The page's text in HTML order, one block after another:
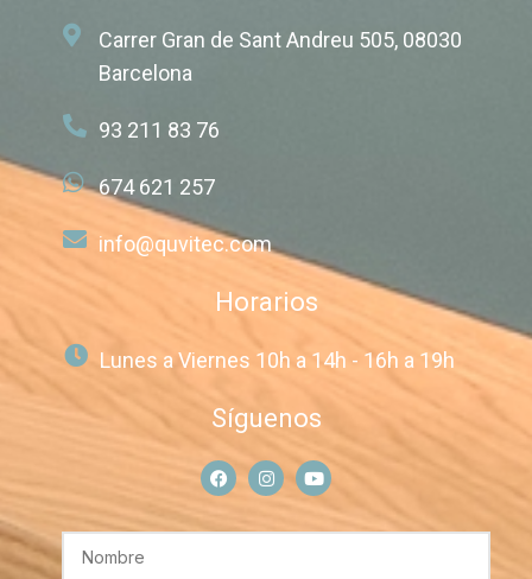
Carrer Gran de Sant Andreu 505, 08030
Barcelona
93 211 83 76
674 621 257
info@quvitec.com
Horarios
Lunes a Viernes 10h a 14h - 16h a 19h
Síguenos